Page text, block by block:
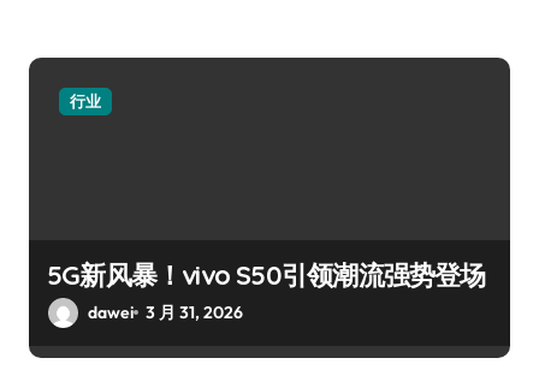
行业
5G新风暴！vivo S50引领潮流强势登场
dawei 3 月 31, 2026